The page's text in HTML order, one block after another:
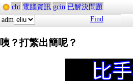
cht 電腦資訊 gcin 已解決問題
adm
Find
咦？打繁出簡呢？